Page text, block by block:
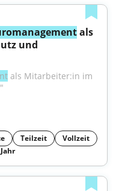
als
und
als Mitarbeiter:in im
Teilzeit
Vollzeit